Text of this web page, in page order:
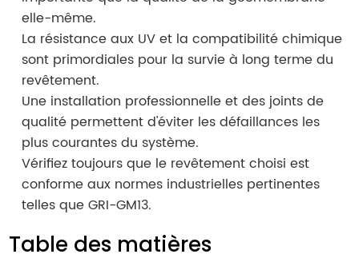
elle-même.
La résistance aux UV et la compatibilité chimique
sont primordiales pour la survie à long terme du
revêtement.
Une installation professionnelle et des joints de
qualité permettent d'éviter les défaillances les
plus courantes du système.
Vérifiez toujours que le revêtement choisi est
conforme aux normes industrielles pertinentes
telles que GRI-GM13.
Table des matières